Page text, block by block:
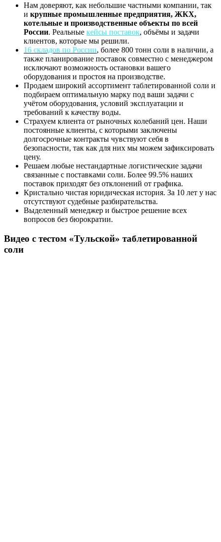
Нам доверяют, как небольшие частными компании, так
и крупные промышленные предприятия, ЖКХ,
котельные и производственные объекты по всей
России. Реальные кейсы поставок, объёмы и задачи
клиентов, которые мы решили.
16 складов по России, более 800 тонн соли в наличии, а
также планирование поставок совместно с менеджером
исключают возможность остановки вашего
оборудования и простоя на производстве.
Продаем широкий ассортимент таблетированной соли и
подбираем оптимальную марку под ваши задачи с
учётом оборудования, условий эксплуатации и
требований к качеству воды.
Страхуем клиента от рыночных колебаний цен. Наши
постоянные клиенты, с которыми заключены
долгосрочные контракты чувствуют себя в
безопасности, так как для них мы можем зафиксировать
цену.
Решаем любые нестандартные логистические задачи
связанные с поставками соли. Более 99.5% наших
поставок приходят без отклонений от графика.
Кристально чистая юридическая история. За 10 лет у нас
отсутствуют судебные разбирательства.
Выделенный менеджер и быстрое решение всех
вопросов без бюрократии.
Видео с тестом «Тульской» таблетированной
соли